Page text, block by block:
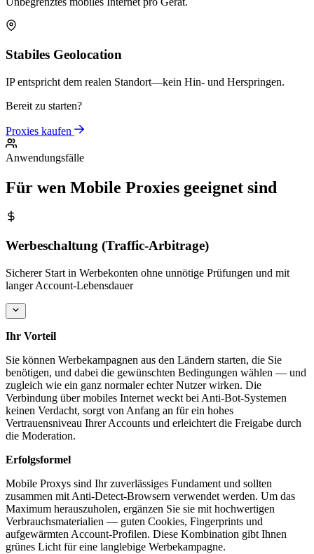
Stabiles Geolocation
IP entspricht dem realen Standort—kein Hin- und Herspringen.
Bereit zu starten?
Proxies kaufen
Anwendungsfälle
Für wen Mobile Proxies geeignet sind
Werbeschaltung (Traffic-Arbitrage)
Sicherer Start in Werbekonten ohne unnötige Prüfungen und mit
langer Account-Lebensdauer
Ihr Vorteil
Sie können Werbekampagnen aus den Ländern starten, die Sie
benötigen, und dabei die gewünschten Bedingungen wählen — und
zugleich wie ein ganz normaler echter Nutzer wirken. Die
Verbindung über mobiles Internet weckt bei Anti-Bot-Systemen
keinen Verdacht, sorgt von Anfang an für ein hohes
Vertrauensniveau Ihrer Accounts und erleichtert die Freigabe durch
die Moderation.
Erfolgsformel
Mobile Proxys sind Ihr zuverlässiges Fundament und sollten
zusammen mit Anti-Detect-Browsern verwendet werden. Um das
Maximum herauszuholen, ergänzen Sie sie mit hochwertigen
Verbrauchsmaterialien — guten Cookies, Fingerprints und
aufgewärmten Account-Profilen. Diese Kombination gibt Ihnen
grünes Licht für eine langlebige Werbekampagne.